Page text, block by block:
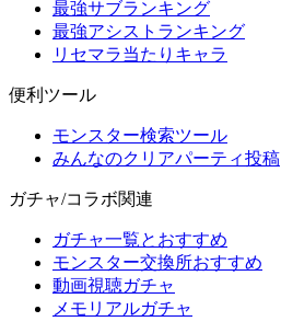
最強サブランキング
最強アシストランキング
リセマラ当たりキャラ
便利ツール
モンスター検索ツール
みんなのクリアパーティ投稿
ガチャ/コラボ関連
ガチャ一覧とおすすめ
モンスター交換所おすすめ
動画視聴ガチャ
メモリアルガチャ